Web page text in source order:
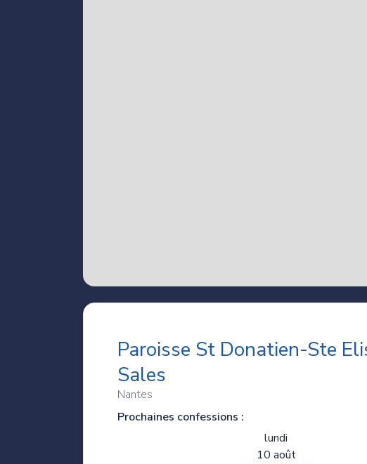
Paroisse St Donatien-Ste
Sales
Nantes
Prochaines confessions :
lundi
10 août